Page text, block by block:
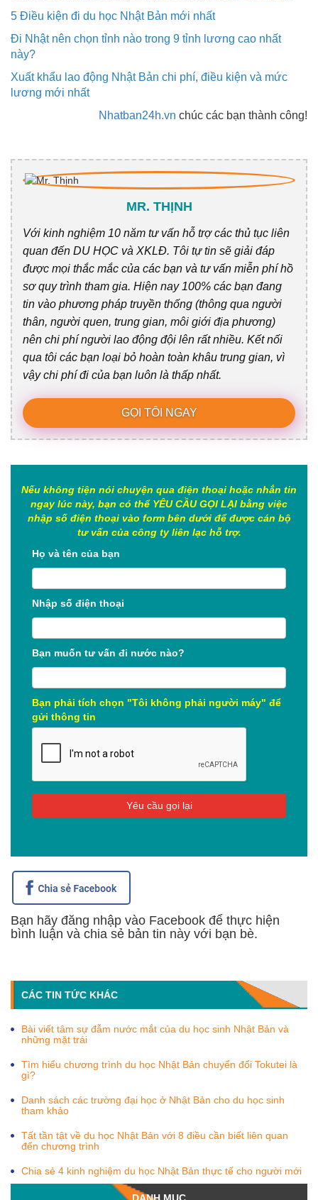
5 Điều kiện đi du học Nhật Bản mới nhất
Đi Nhật nên chọn tỉnh nào trong 9 tỉnh lương cao nhất
này?
Xuất khẩu lao động Nhật Bản chi phí, điều kiện và mức
lương mới nhất
Nhatban24h.vn chúc các bạn thành công!
MR. THỊNH
Với kinh nghiệm 10 năm tư vấn hỗ trợ các thủ tục liên
quan đến DU HỌC và XKLĐ. Tôi tự tin sẽ giải đáp
được mọi thắc mắc của các bạn và tư vấn miễn phí hồ
sơ quy trình tham gia. Hiện nay 100% các bạn đang
tin vào phương pháp truyền thống (thông qua người
thân, người quen, trung gian, môi giới địa phương)
nên chi phí người lao động đội lên rất nhiều. Kết nối
qua tôi các bạn loại bỏ hoàn toàn khâu trung gian, vì
vậy chi phí đi của bạn luôn là thấp nhất.
GỌI TÔI NGAY
Nếu không tiện nói chuyện qua điện thoại hoặc nhắn tin
ngay lúc này, bạn có thể YÊU CẦU GỌI LẠI bằng việc
nhập số điện thoại vào form bên dưới để được cán bộ
tư vấn của công ty liên lạc hỗ trợ.
Họ và tên của bạn
Nhập số điện thoại
Bạn muốn tư vấn đi nước nào?
Bạn phải tích chọn "Tôi không phải người máy" để
gửi thông tin
Bạn hãy đăng nhập vào Facebook để thực hiện
bình luận và chia sẻ bản tin này với bạn bè.
CÁC TIN TỨC KHÁC
Bài viết tâm sự đẫm nước mắt của du học sinh Nhật Bản và
những mặt trái
Tìm hiểu chương trình du học Nhật Bản chuyển đổi Tokutei là
gì?
Danh sách các trường đại học ở Nhật Bản cho du học sinh
tham khảo
Tất tần tật về du học Nhật Bản với 8 điều cần biết liên quan
đến chương trình
Chia sẻ 4 kinh nghiệm du học Nhật Bản thực tế cho người mới